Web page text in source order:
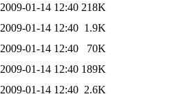
2009-01-14 12:40 218K
2009-01-14 12:40 1.9K
2009-01-14 12:40
70K
2009-01-14 12:40 189K
2009-01-14 12:40 2.6K